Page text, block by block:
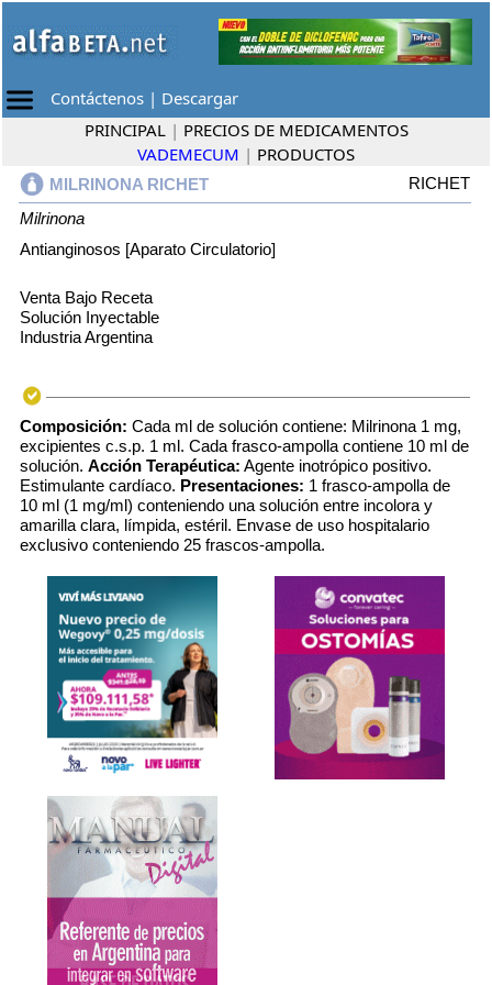
Contáctenos | Descargar
PRINCIPAL | PRECIOS DE MEDICAMENTOS
VADEMECUM | PRODUCTOS
MILRINONA RICHET
RICHET
Milrinona
Antianginosos [Aparato Circulatorio]
Venta Bajo Receta
Solución Inyectable
Industria Argentina
Composición: Cada ml de solución contiene: Milrinona 1 mg,
excipientes c.s.p. 1 ml. Cada frasco-ampolla contiene 10 ml de
solución. Acción Terapéutica: Agente inotrópico positivo.
Estimulante cardíaco. Presentaciones: 1 frasco-ampolla de
10 ml (1 mg/ml) conteniendo una solución entre incolora y
amarilla clara, límpida, estéril. Envase de uso hospitalario
exclusivo conteniendo 25 frascos-ampolla.